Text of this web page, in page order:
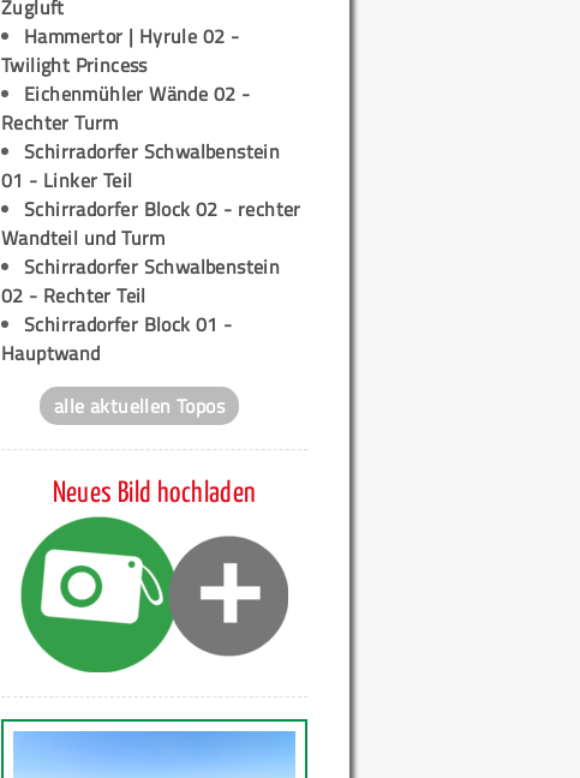
Zugluft
Hammertor | Hyrule 02 -
Twilight Princess
Eichenmühler Wände 02 -
Rechter Turm
Schirradorfer Schwalbenstein
01 - Linker Teil
Schirradorfer Block 02 - rechter
Wandteil und Turm
Schirradorfer Schwalbenstein
02 - Rechter Teil
Schirradorfer Block 01 -
Hauptwand
alle aktuellen Topos
Neues Bild hochladen